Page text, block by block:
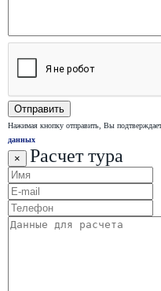
Нажимая кнопку отправить, Вы
данных
× Расчет тура